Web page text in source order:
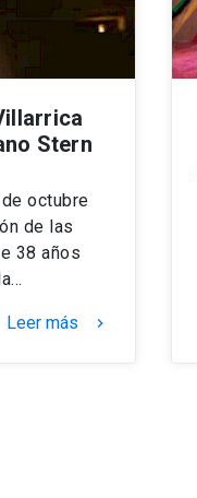
Stern
octubre
de las
38 años
Leer más keyboard_arrow_right